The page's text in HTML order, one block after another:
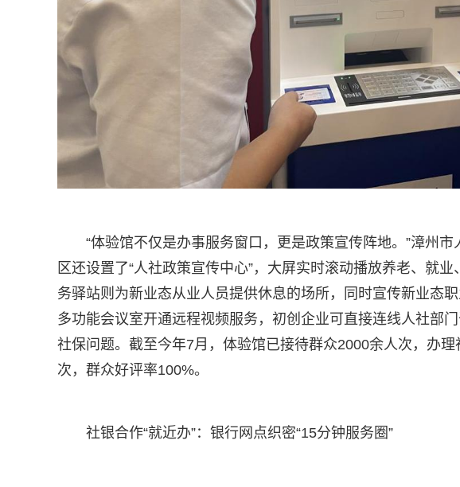
“体验馆不仅是办事服务窗口，更是政策宣传阵地。”漳州
区还设置了“人社政策宣传中心”，大屏实时滚动播放养老、就
务驿站则为新业态从业人员提供休息的场所，同时宣传新业态
多功能会议室开通远程视频服务，初创企业可直接连线人社部
社保问题。截至今年7月，体验馆已接待群众2000余人次，办
次，群众好评率100%。
社银合作“就近办”：银行网点织密“15分钟服务圈”